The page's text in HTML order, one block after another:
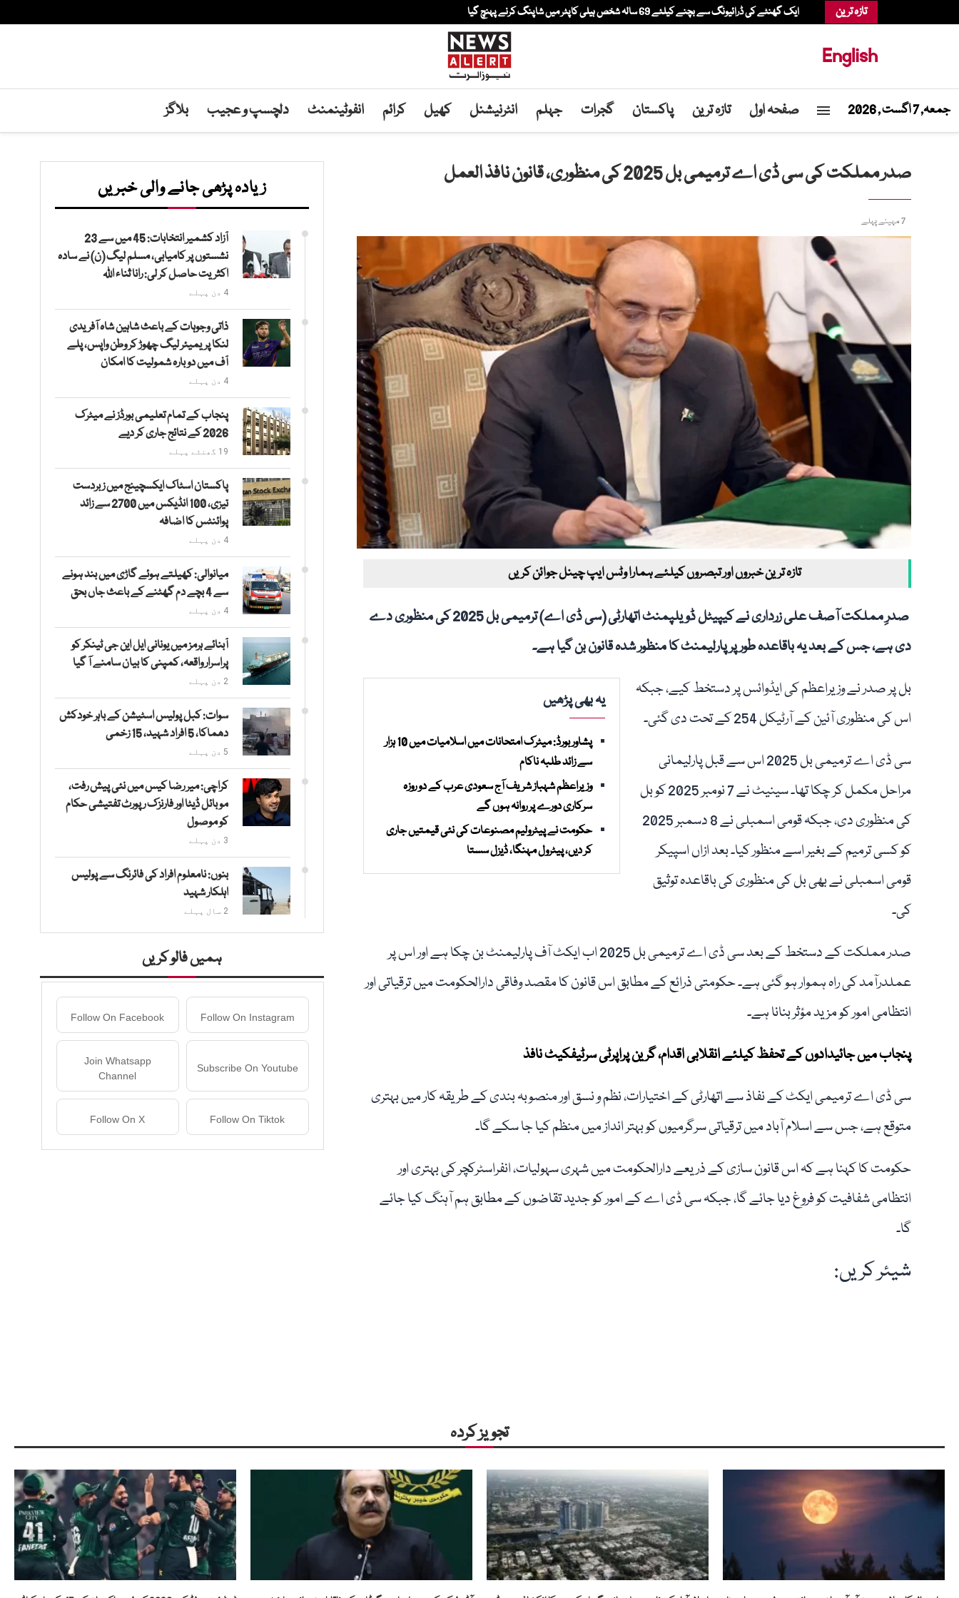
تازہ ترین ایک گھنٹے کی ڈرائیونگ سے بچنے کیلئے 69 سالہ شخص ہیلی کاپٹر میں شاپنگ کرنے پہنچ گیا
English
جمعہ, 7 اگست , 2026 صفحہ اول تازہ ترین پاکستان گجرات جہلم انٹرنیشنل کھیل کرائم انفوٹینمنٹ دلچسپ و عجیب بلاگز
صدر مملکت کی سی ڈی اے ترمیمی بل 2025 کی منظوری، قانون نافذ العمل
7 مہینے پہلے
تازہ ترین خبروں اور تبصروں کیلئے ہمارا وٹس ایپ چینل جوائن کریں
صدرِ مملکت آصف علی زرداری نے کیپیٹل ڈویلپمنٹ اتھارٹی (سی ڈی اے) ترمیمی بل 2025 کی منظوری دے
دی ہے، جس کے بعد یہ باقاعدہ طور پر پارلیمنٹ کا منظور شدہ قانون بن گیا ہے۔
یہ بھی پڑھیں
پشاور بورڈ: میٹرک امتحانات میں اسلامیات میں 10 ہزار
سے زائد طلبہ ناکام
وزیراعظم شہباز شریف آج سعودی عرب کے دو روزہ
سرکاری دورے پر روانہ ہوں گے
حکومت نے پیٹرولیم مصنوعات کی نئی قیمتیں جاری
کر دیں، پیٹرول مہنگا، ڈیزل سستا
بل پر صدر نے وزیراعظم کی ایڈوائس پر دستخط کیے، جبکہ
اس کی منظوری آئین کے آرٹیکل 254 کے تحت دی گئی۔
سی ڈی اے ترمیمی بل 2025 اس سے قبل پارلیمانی
مراحل مکمل کر چکا تھا۔ سینیٹ نے 7 نومبر 2025 کو بل
کی منظوری دی، جبکہ قومی اسمبلی نے 8 دسمبر 2025
کو کسی ترمیم کے بغیر اسے منظور کیا۔ بعد ازاں اسپیکر
قومی اسمبلی نے بھی بل کی منظوری کی باقاعدہ توثیق
کی۔
صدر مملکت کے دستخط کے بعد سی ڈی اے ترمیمی بل 2025 اب ایکٹ آف پارلیمنٹ بن چکا ہے اور اس پر
عملدرآمد کی راہ ہموار ہو گئی ہے۔ حکومتی ذرائع کے مطابق اس قانون کا مقصد وفاقی دارالحکومت میں ترقیاتی اور
انتظامی امور کو مزید مؤثر بنانا ہے۔
پنجاب میں جائیدادوں کے تحفظ کیلئے انقلابی اقدام، گرین پراپرٹی سرٹیفکیٹ نافذ
سی ڈی اے ترمیمی ایکٹ کے نفاذ سے اتھارٹی کے اختیارات، نظم و نسق اور منصوبہ بندی کے طریقہ کار میں بہتری
متوقع ہے، جس سے اسلام آباد میں ترقیاتی سرگرمیوں کو بہتر انداز میں منظم کیا جا سکے گا۔
حکومت کا کہنا ہے کہ اس قانون سازی کے ذریعے دارالحکومت میں شہری سہولیات، انفراسٹرکچر کی بہتری اور
انتظامی شفافیت کو فروغ دیا جائے گا، جبکہ سی ڈی اے کے امور کو جدید تقاضوں کے مطابق ہم آہنگ کیا جائے
گا۔
شیئر کریں:
زیادہ پڑھی جانے والی خبریں
آزاد کشمیر انتخابات: 45 میں سے 23
نشستوں پر کامیابی، مسلم لیگ (ن) نے سادہ
اکثریت حاصل کر لی: رانا ثناء اللہ
4 دن پہلے
ذاتی وجوہات کے باعث شاہین شاہ آفریدی
لنکا پریمیئر لیگ چھوڑ کر وطن واپس، پلے
آف میں دوبارہ شمولیت کا امکان
4 دن پہلے
پنجاب کے تمام تعلیمی بورڈز نے میٹرک
2026 کے نتائج جاری کر دیے
19 گھنٹے پہلے
پاکستان اسٹاک ایکسچینج میں زبردست
تیزی، 100 انڈیکس میں 2700 سے زائد
پوائنٹس کا اضافہ
4 دن پہلے
میانوالی: کھیلتے ہوئے گاڑی میں بند ہونے
سے 4 بچے دم گھٹنے کے باعث جاں بحق
4 دن پہلے
آبنائے ہرمز میں یونانی ایل این جی ٹینکر کو
پراسرار واقعہ، کمپنی کا بیان سامنے آ گیا
2 دن پہلے
سوات: کبل پولیس اسٹیشن کے باہر خودکش
دھماکا، 5 افراد شہید، 15 زخمی
5 دن پہلے
کراچی: میر رضا کیس میں نئی پیش رفت،
موبائل ڈیٹا اور فارنزک رپورٹ تفتیشی حکام
کو موصول
3 دن پہلے
بنوں: نامعلوم افراد کی فائرنگ سے پولیس
اہلکار شہید
2 سال پہلے
ہمیں فالو کریں
Follow On Instagram
Follow On Facebook
Subscribe On Youtube
Join Whatsapp
Channel
Follow On Tiktok
Follow On X
تجویز کردہ